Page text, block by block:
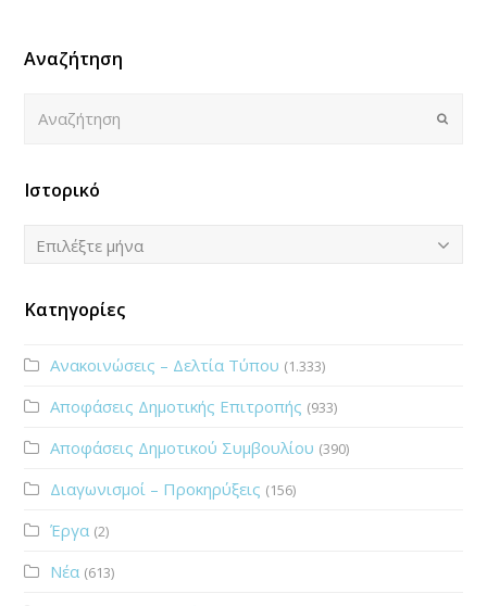
Αναζήτηση
Submit
Ιστορικό
Ιστορικό
Επιλέξτε μήνα
Κατηγορίες
Ανακοινώσεις – Δελτία Τύπου (1.333)
Αποφάσεις Δημοτικής Επιτροπής (933)
Αποφάσεις Δημοτικού Συμβουλίου (390)
Διαγωνισμοί – Προκηρύξεις (156)
Έργα (2)
Νέα (613)